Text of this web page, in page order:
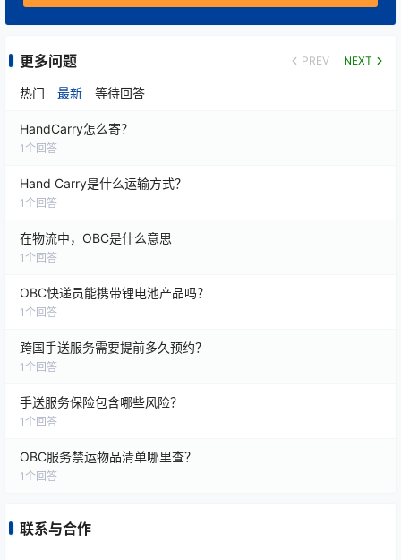
(3) 行程与流程优化
提前准备报关、单证和接收方信息
数字化追踪和沟通
调成本。
(4) 风险成本降低
保险与风险评估：高价值货物使用OBC可以减少因
延误、丢失产生的损失成本。
优先处理关务与安检
费用。
提前规划航线和时间
更多问题 PREV NEXT
热门 最新 等待回答
HandCarry怎么寄？
1 个回答
Hand Carry是什么运输方式？
1 个回答
在物流中，OBC是什么意思
1 个回答
OBC快递员能携带锂电池产品吗？
1 个回答
跨国手送服务需要提前多久预约？
1 个回答
手送服务保险包含哪些风险？
1 个回答
OBC服务禁运物品清单哪里查？
1 个回答
联系与合作